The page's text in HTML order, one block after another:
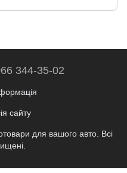
344-35-02
сайту
для вашого авто. Всі